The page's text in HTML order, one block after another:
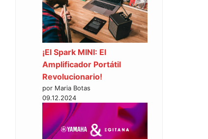
¡El Spark MINI: El
Amplificador Portátil
Revolucionario!
por Maria Botas
09.12.2024